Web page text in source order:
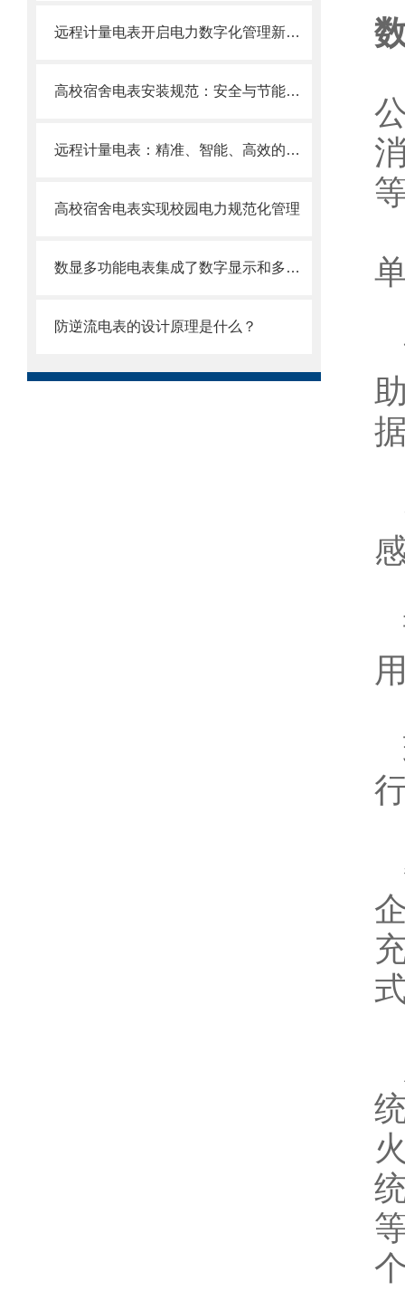
远程计量电表开启电力数字化管理新纪元
高校宿舍电表安装规范：安全与节能并重
远程计量电表：精准、智能、高效的能源守护者
高校宿舍电表实现校园电力规范化管理
数显多功能电表集成了数字显示和多种电能计量功能
防逆流电表的设计原理是什么？